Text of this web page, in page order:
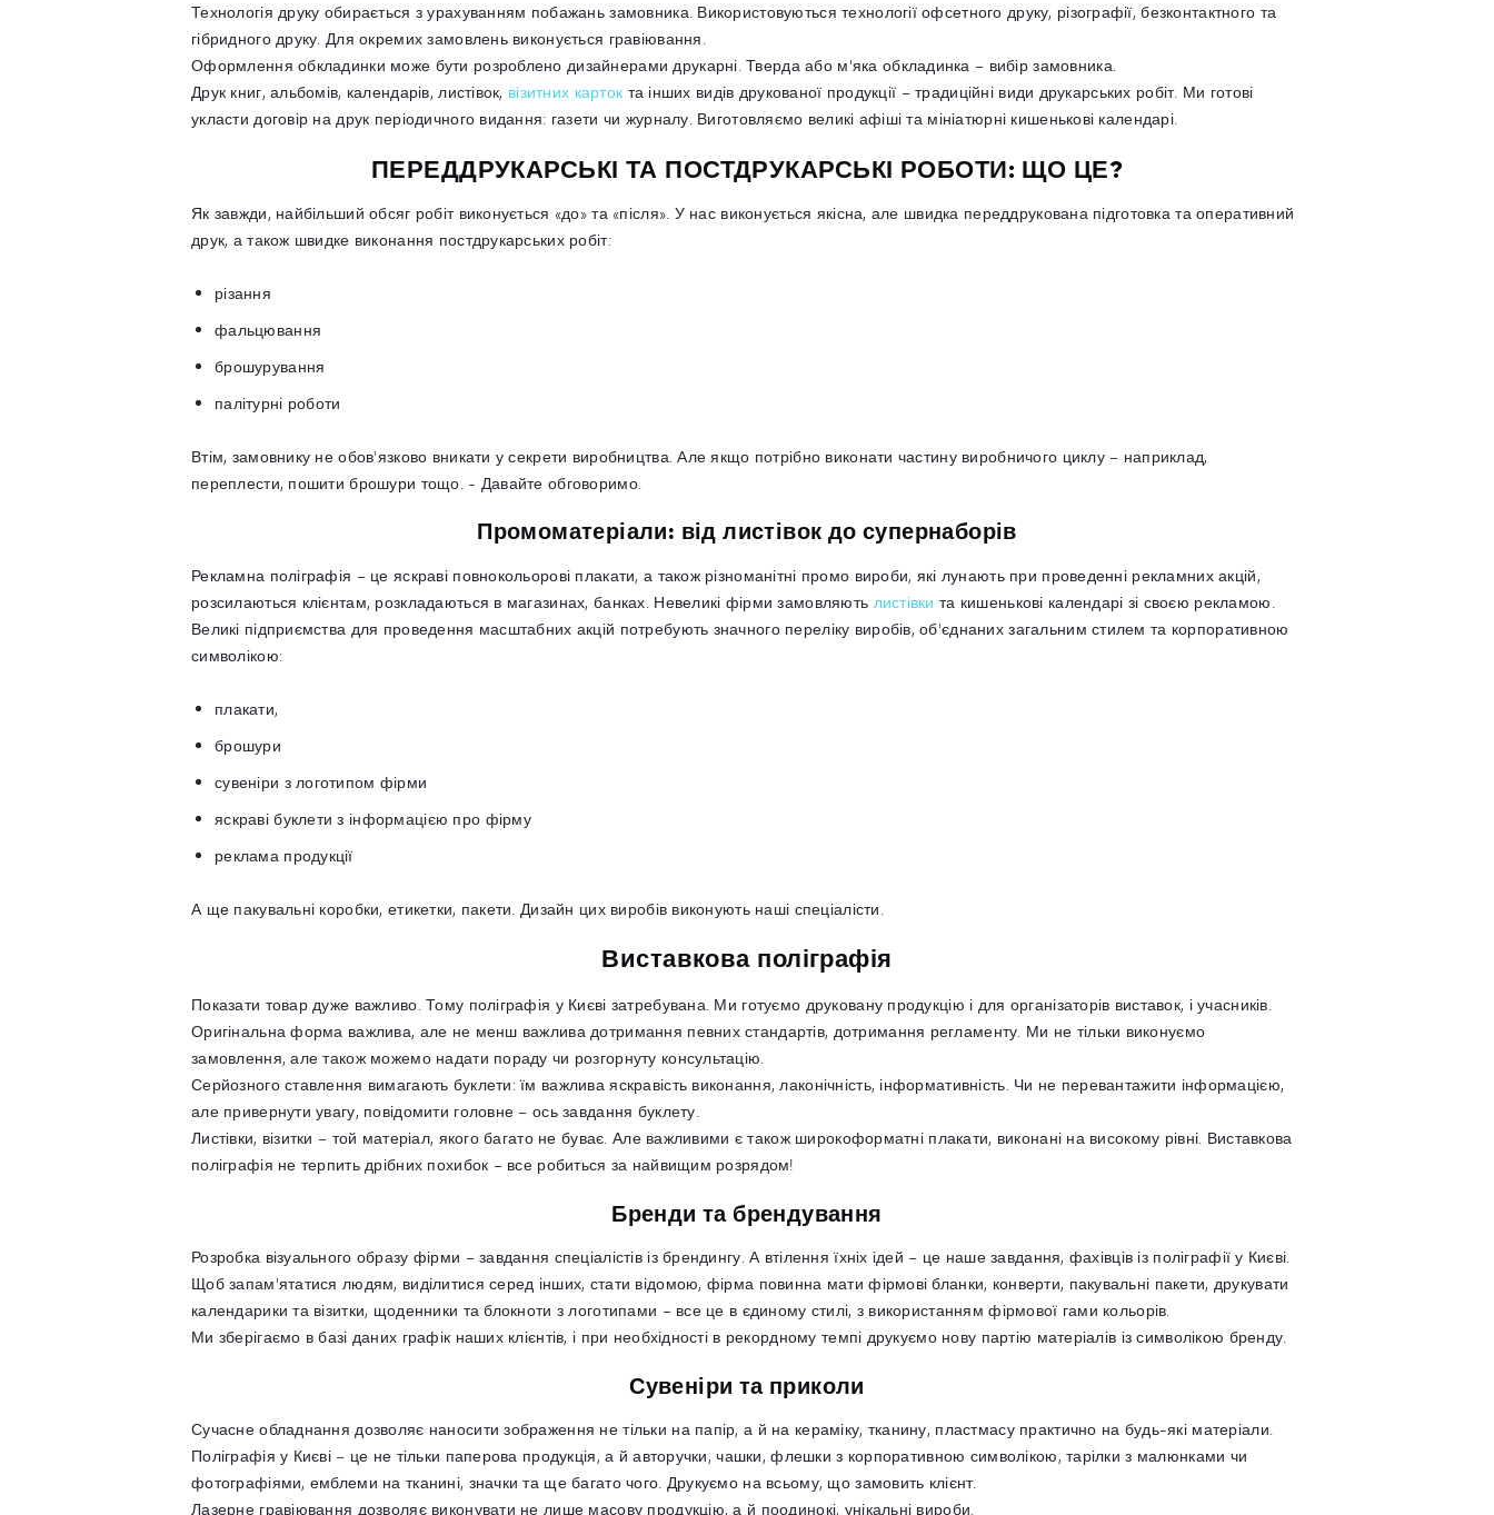
Технологія друку обирається з урахуванням побажань замовника. Використовуються технології офсетного друку, різографії, безконтактного та
гібридного друку. Для окремих замовлень виконується гравіювання.
Оформлення обкладинки може бути розроблено дизайнерами друкарні. Тверда або м'яка обкладинка – вибір замовника.
Друк книг, альбомів, календарів, листівок, візитних карток та інших видів друкованої продукції – традиційні види друкарських робіт. Ми готові
укласти договір на друк періодичного видання: газети чи журналу. Виготовляємо великі афіші та мініатюрні кишенькові календарі.
ПЕРЕДДРУКАРСЬКІ ТА ПОСТДРУКАРСЬКІ РОБОТИ: ЩО ЦЕ?
Як завжди, найбільший обсяг робіт виконується «до» та «після». У нас виконується якісна, але швидка переддрукована підготовка та оперативний
друк, а також швидке виконання постдрукарських робіт:
різання
фальцювання
брошурування
палітурні роботи
Втім, замовнику не обов'язково вникати у секрети виробництва. Але якщо потрібно виконати частину виробничого циклу – наприклад,
переплести, пошити брошури тощо. - Давайте обговоримо.
Промоматеріали: від листівок до супернаборів
Рекламна поліграфія – це яскраві повнокольорові плакати, а також різноманітні промо вироби, які лунають при проведенні рекламних акцій,
розсилаються клієнтам, розкладаються в магазинах, банках. Невеликі фірми замовляють листівки та кишенькові календарі зі своєю рекламою.
Великі підприємства для проведення масштабних акцій потребують значного переліку виробів, об'єднаних загальним стилем та корпоративною
символікою:
плакати,
брошури
сувеніри з логотипом фірми
яскраві буклети з інформацією про фірму
реклама продукції
А ще пакувальні коробки, етикетки, пакети. Дизайн цих виробів виконують наші спеціалісти.
Виставкова поліграфія
Показати товар дуже важливо. Тому поліграфія у Києві затребувана. Ми готуємо друковану продукцію і для організаторів виставок, і учасників.
Оригінальна форма важлива, але не менш важлива дотримання певних стандартів, дотримання регламенту. Ми не тільки виконуємо
замовлення, але також можемо надати пораду чи розгорнуту консультацію.
Серйозного ставлення вимагають буклети: їм важлива яскравість виконання, лаконічність, інформативність. Чи не перевантажити інформацією,
але привернути увагу, повідомити головне – ось завдання буклету.
Листівки, візитки – той матеріал, якого багато не буває. Але важливими є також широкоформатні плакати, виконані на високому рівні. Виставкова
поліграфія не терпить дрібних похибок – все робиться за найвищим розрядом!
Бренди та брендування
Розробка візуального образу фірми – завдання спеціалістів із брендингу. А втілення їхніх ідей – це наше завдання, фахівців із поліграфії у Києві.
Щоб запам'ятатися людям, виділитися серед інших, стати відомою, фірма повинна мати фірмові бланки, конверти, пакувальні пакети, друкувати
календарики та візитки, щоденники та блокноти з логотипами – все це в єдиному стилі, з використанням фірмової гами кольорів.
Ми зберігаємо в базі даних графік наших клієнтів, і при необхідності в рекордному темпі друкуємо нову партію матеріалів із символікою бренду.
Сувеніри та приколи
Сучасне обладнання дозволяє наносити зображення не тільки на папір, а й на кераміку, тканину, пластмасу практично на будь-які матеріали.
Поліграфія у Києві – це не тільки паперова продукція, а й авторучки, чашки, флешки з корпоративною символікою, тарілки з малюнками чи
фотографіями, емблеми на тканині, значки та ще багато чого. Друкуємо на всьому, що замовить клієнт.
Лазерне гравіювання дозволяє виконувати не лише масову продукцію, а й поодинокі, унікальні вироби.